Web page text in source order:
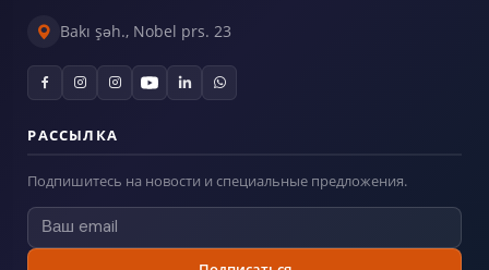
Bakı şəh., Nobel prs. 23
РАССЫЛКА
Подпишитесь на новости и специальные предложения.